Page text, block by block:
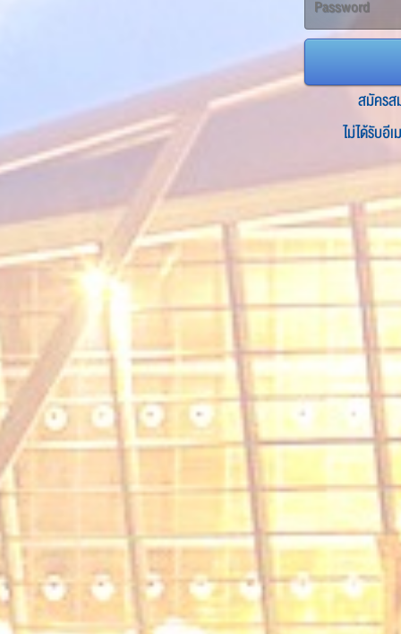
สมัครส
ไม่ได้รับอี